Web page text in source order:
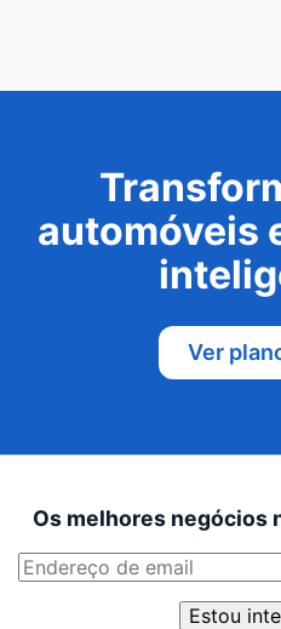
automóveis
Ver
Os melhores negócios
Estou